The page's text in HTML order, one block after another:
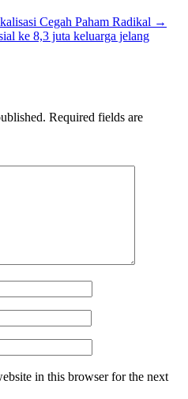
Cegah Paham Radikal →
ke 8,3 juta keluarga jelang
Required fields are
in this browser for the next